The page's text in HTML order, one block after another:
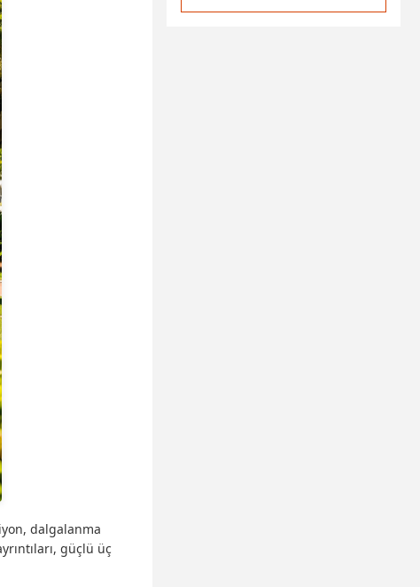
dalgalanma
güçlü üç